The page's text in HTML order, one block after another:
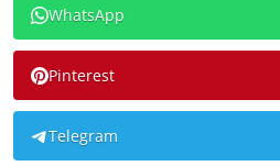
WhatsApp
Pinterest
Telegram